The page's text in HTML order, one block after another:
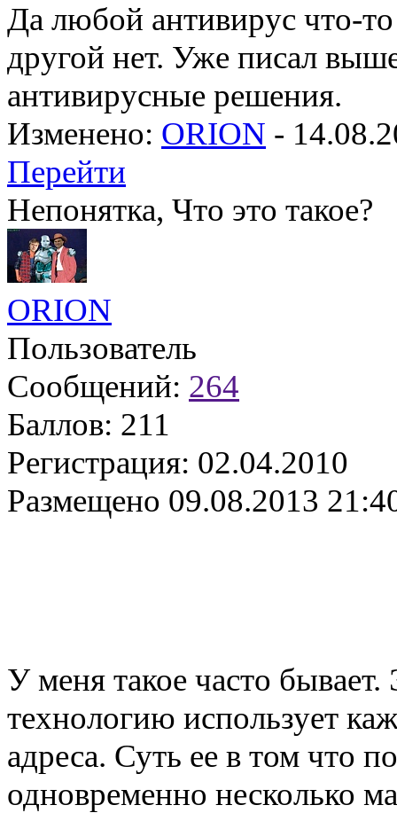
Да любой антивирус что-
другой нет. Уже писал
антивирусные решения.
Изменено: ORION -
Перейти
Непонятка, Что это такое?
ORION
Пользователь
Сообщений: 264
Баллов: 211
Регистрация: 02.04.2010
Размещено 09.08.2013
У меня такое часто
технологию использует
адреса. Суть ее в том что
одновременно несколько